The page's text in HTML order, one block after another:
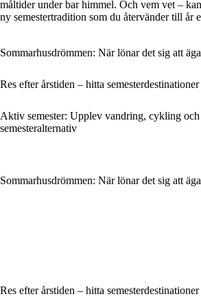
måltider under bar himmel. Och vem vet –
ny semestertradition som du återvänder till år
Sommarhusdrömmen: När lönar det sig att
Res efter årstiden – hitta
Aktiv semester: Upplev vandring, cykling
semesteralternativ
Sommarhusdrömmen: När lönar det sig att
Res efter årstiden – hitta